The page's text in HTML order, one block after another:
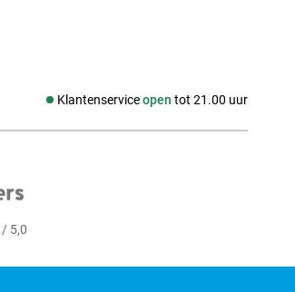
Klantenserviceopen tot 21.00 uur
Social media
/ 5,0